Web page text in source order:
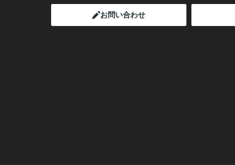
お問い合わせ